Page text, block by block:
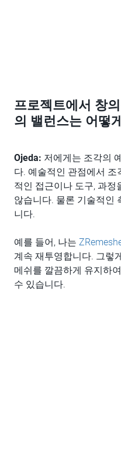
프로젝트에서 창
의 밸런스는 어떻
Ojeda: 저에게는 조각의
다. 예술적인 관점에서
적인 접근이나 도구, 과정
않습니다. 물론 기술적인
니다.
예를 들어, 나는
계속 재투영합니다. 그렇
메쉬를 깔끔하게 유지하
수 있습니다.